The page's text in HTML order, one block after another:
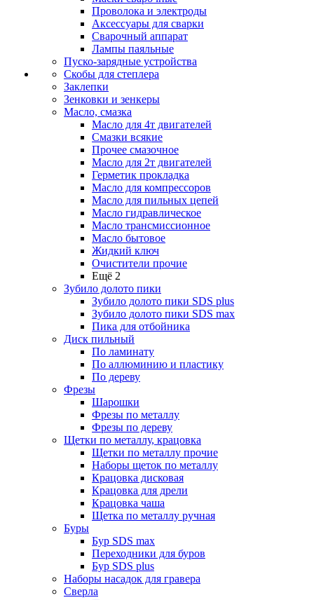
Проволока и электроды
Аксессуары для сварки
Сварочный аппарат
Лампы паяльные
Пуско-зарядные устройства
Скобы для степлера
Заклепки
Зенковки и зенкеры
Масло, смазка
Масло для 4т двигателей
Смазки всякие
Прочее смазочное
Масло для 2т двигателей
Герметик прокладка
Масло для компрессоров
Масло для пильных цепей
Масло гидравлическое
Масло трансмиссионное
Масло бытовое
Жидкий ключ
Очистители прочие
Ещё 2
Зубило долото пики
Зубило долото пики SDS plus
Зубило долото пики SDS max
Пика для отбойника
Диск пильный
По ламинату
По аллюминию и пластику
По дереву
Фрезы
Шарошки
Фрезы по металлу
Фрезы по дереву
Щетки по металлу, крацовка
Щетки по металлу прочие
Наборы щеток по металлу
Крацовка дисковая
Крацовка для дрели
Крацовка чаша
Щетка по металлу ручная
Буры
Бур SDS max
Переходники для буров
Бур SDS plus
Наборы насадок для гравера
Сверла